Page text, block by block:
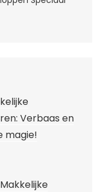
Verbaas en
magie!
Makkelijke